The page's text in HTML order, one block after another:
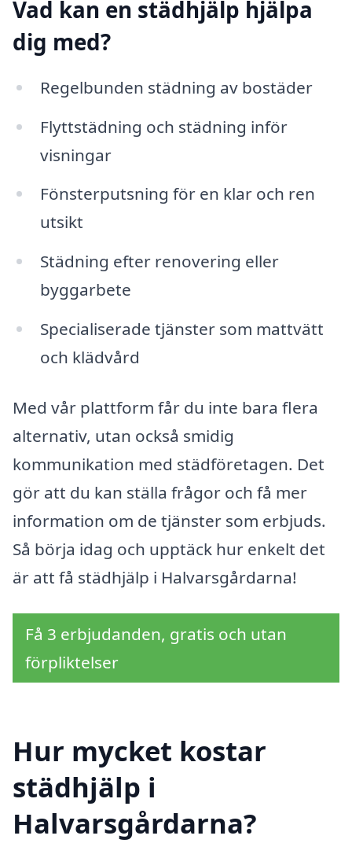
Vad kan en städhjälp hjälpa
dig med?
Regelbunden städning av bostäder
Flyttstädning och städning inför
visningar
Fönsterputsning för en klar och ren
utsikt
Städning efter renovering eller
byggarbete
Specialiserade tjänster som mattvätt
och klädvård
Med vår plattform får du inte bara flera
alternativ, utan också smidig
kommunikation med städföretagen. Det
gör att du kan ställa frågor och få mer
information om de tjänster som erbjuds.
Så börja idag och upptäck hur enkelt det
är att få städhjälp i Halvarsgårdarna!
Få 3 erbjudanden, gratis och utan
förpliktelser
Hur mycket kostar
städhjälp i
Halvarsgårdarna?